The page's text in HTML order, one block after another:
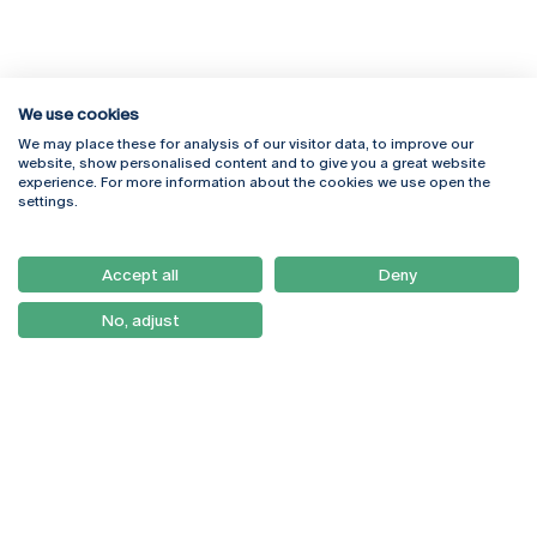
Rua Diogo Botelho 1327
4169-005 Porto
+351 226 196 240
Campus Online
Webmail
Como Chegar
Newsletter
We use cookies
We may place these for analysis of our visitor data, to improve our
website, show personalised content and to give you a great website
experience. For more information about the cookies we use open the
settings.
Accept all Deny
No, adjust